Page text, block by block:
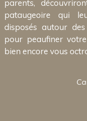
parents,
pataugeoire qui
disposés autour
pour peaufiner
bien encore vous